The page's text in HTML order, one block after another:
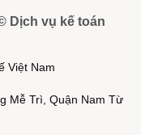
Dịch vụ kế toán
Việt Nam
Mễ Trì, Quận Nam Từ